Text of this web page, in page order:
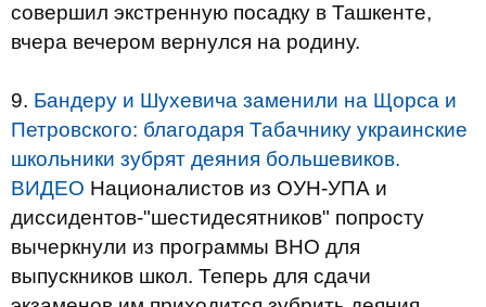
совершил экстренную посадку в Ташкенте,
вчера вечером вернулся на родину.
9. Бандеру и Шухевича заменили на Щорса и
Петровского: благодаря Табачнику украинские
школьники зубрят деяния большевиков.
ВИДЕО Националистов из ОУН-УПА и
диссидентов-"шестидесятников" попросту
вычеркнули из программы ВНО для
выпускников школ. Теперь для сдачи